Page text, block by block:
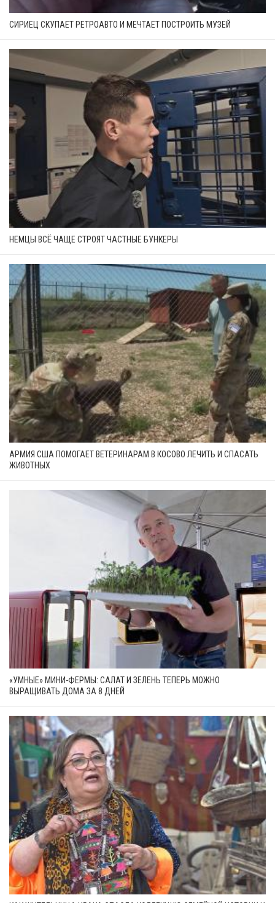
СИРИЕЦ СКУПАЕТ РЕТРОАВТО И МЕЧТАЕТ ПОСТРОИТЬ МУЗЕЙ
НЕМЦЫ ВСЁ ЧАЩЕ СТРОЯТ ЧАСТНЫЕ БУНКЕРЫ
АРМИЯ США ПОМОГАЕТ ВЕТЕРИНАРАМ В КОСОВО ЛЕЧИТЬ И СПАСАТЬ
ЖИВОТНЫХ
«УМНЫЕ» МИНИ-ФЕРМЫ: САЛАТ И ЗЕЛЕНЬ ТЕПЕРЬ МОЖНО
ВЫРАЩИВАТЬ ДОМА ЗА 8 ДНЕЙ